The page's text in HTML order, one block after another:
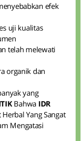
efek
uji kualitas
telah melewati
organik dan
yang
Bahwa IDR
Yang Sangat
Mengatasi